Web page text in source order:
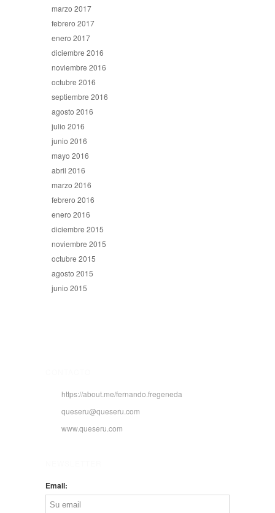
marzo 2017
febrero 2017
enero 2017
diciembre 2016
noviembre 2016
octubre 2016
septiembre 2016
agosto 2016
julio 2016
junio 2016
mayo 2016
abril 2016
marzo 2016
febrero 2016
enero 2016
diciembre 2015
noviembre 2015
octubre 2015
agosto 2015
junio 2015
https://about.me/fernando.fregeneda
queseru@queseru.com
www.queseru.com
Email: